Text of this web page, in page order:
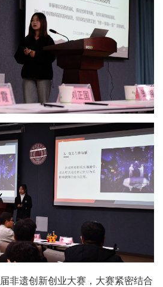
非遗创新创业大赛，大赛紧密结合